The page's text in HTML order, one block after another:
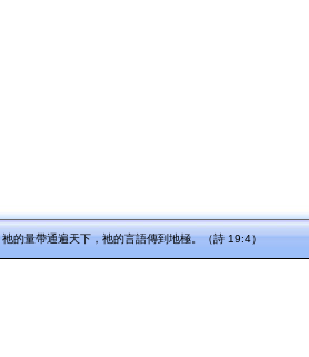
祂的量帶通遍天下，祂的言語傳到地極。（詩 19:4）